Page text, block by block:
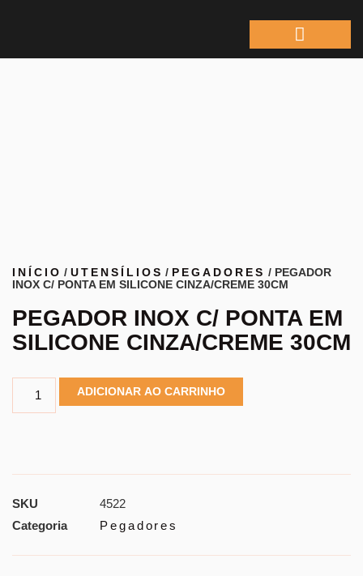
INÍCIO /UTENSÍLIOS / PEGADORES / PEGADOR
INOX C/ PONTA EM SILICONE CINZA/CREME 30CM
PEGADOR INOX C/ PONTA EM
SILICONE CINZA/CREME 30CM
ADICIONAR AO CARRINHO
SKU
4522
Categoria
Pegadores